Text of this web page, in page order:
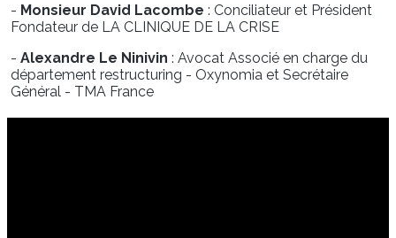
- Monsieur David Lacombe : Conciliateur et Président
Fondateur de LA CLINIQUE DE LA CRISE
- Alexandre Le Ninivin : Avocat Associé en charge du
département restructuring - Oxynomia et Secrétaire
Général - TMA France